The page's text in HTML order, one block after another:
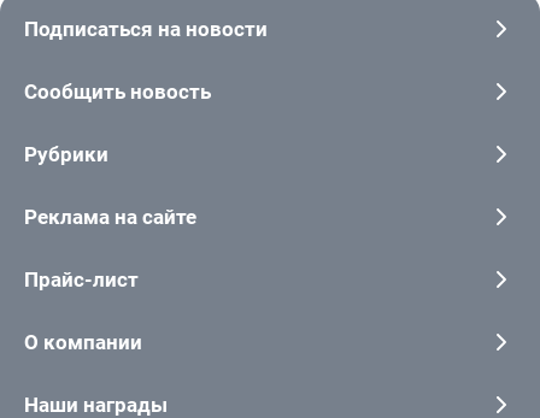
Подписаться на новости
Сообщить новость
Рубрики
Реклама на сайте
Прайс-лист
О компании
Наши награды